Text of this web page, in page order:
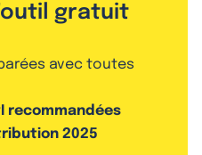
gratuit
avec toutes
recommandées
2025